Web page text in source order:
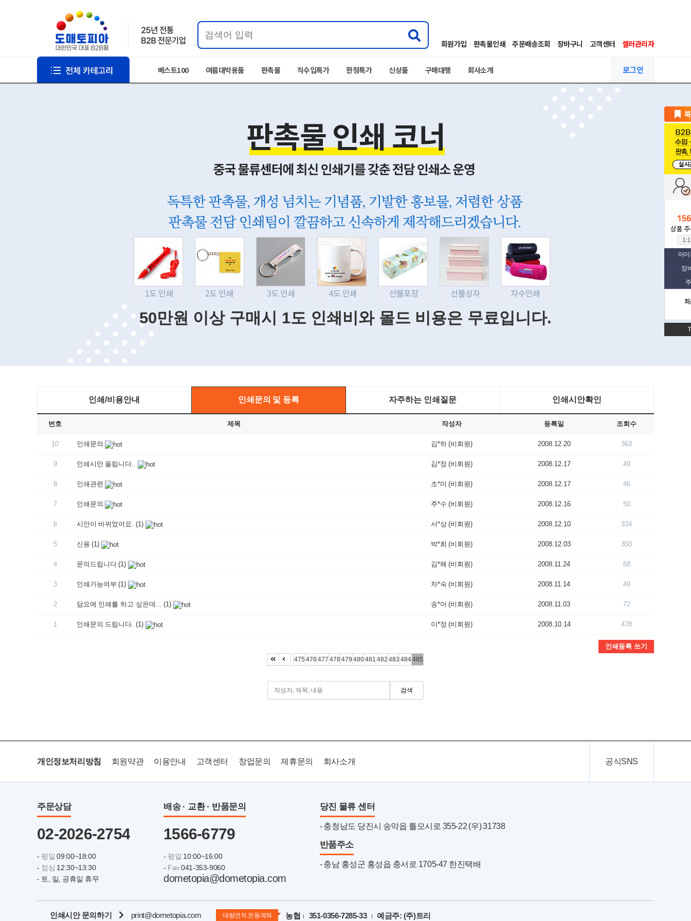
회원가입 판촉물인쇄 주문배송조회 장바구니 고객센터 셀러관리자
베스트100 여름대박용품 판촉물 직수입특가 한정특가 신상품 구매대행 회사소개 로그인
마
장
50만원 이상 구매시 1도 인쇄비와 몰드 비용은 무료입니다.
인쇄/비용안내 인쇄문의 및 등록 자주하는 인쇄질문 인쇄시안확인
번호 제목 작성자 등록일 조회수
10 인쇄문의 김*하 (비회원) 2008.12.20 363
9 인쇄시안 올립니다.. 김*정 (비회원) 2008.12.17 49
8 인쇄관련 조*미 (비회원) 2008.12.17 46
7 인쇄문의 주*수 (비회원) 2008.12.16 50
6 시안이 바뀌었어요. (1) 서*상 (비회원) 2008.12.10 334
5 신용(1) 박*희 (비회원) 2008.12.03 350
4 문의드립니다(1) 김*해 (비회원) 2008.11.24 58
3 인쇄가능여부(1) 차*숙 (비회원) 2008.11.14 49
2 담요에 인쇄를 하고 싶은데...(1) 송*아 (비회원) 2008.11.03 72
1 인쇄문의 드립니다. (1) 이*정 (비회원) 2008.10.14 478
475 476 477 478479 480481 482 483 484485
개인정보처리방침 회원약관 이용안내 고객센터 창업문의 제휴문의 회사소개 공식SNS
주문상담
02-2026-2754
- 평일 09:00~18:00
- 점심 12:30~13:30
- 토, 일, 공휴일 휴무
배송 · 교환 · 반품문의
1566-6779
- 평일 10:00~16:00
- Fax041-353-9060
dometopia@dometopia.com
당진 물류 센터
- 충청남도 당진시 송악읍 틀모시로 355-22 (우) 31738
반품주소
- 충남 홍성군 홍성읍 충서로 1705-47 한진택배
인쇄시안 문의하기 print@dometopia.com 대량견적 전용계좌 농협 351-0356-7285-33 예금주: (주)트리